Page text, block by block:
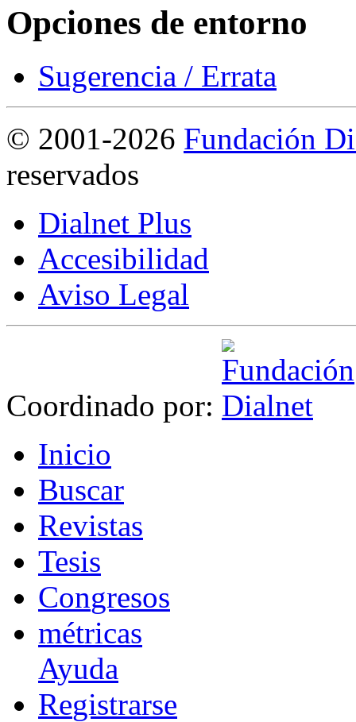
Opciones de entorno
Sugerencia / Errata
© 2001-2026 Fundación
reservados
Dialnet Plus
Accesibilidad
Aviso Legal
Coordinado por:
Inicio
Buscar
Revistas
Tesis
Congresos
métricas
Ayuda
Registrarse